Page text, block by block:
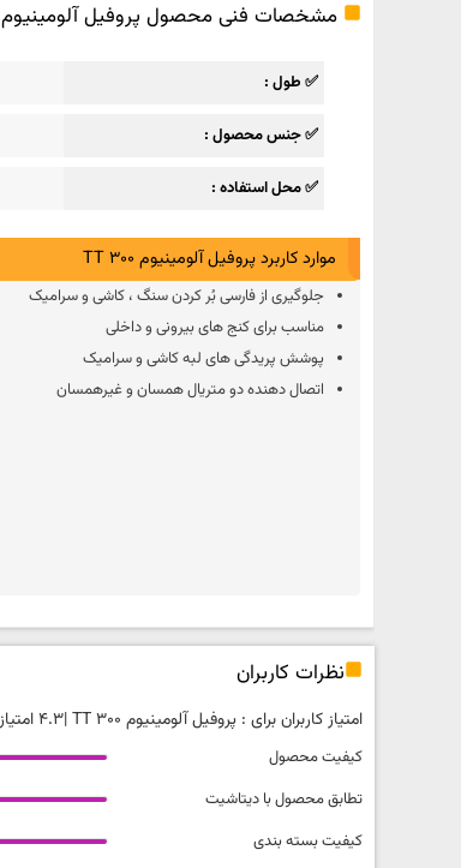
مشخصات فنی محصول پروفیل آلومینیوم TT 300
✅ طول
✅ جنس محصول
✅ محل استفاده
موارد کاربرد پروفیل آلومینیوم TT 300
جلوگیری از فارسی بُر کردن سنگ ، کاشی و سرامیک
مناسب برای کنج های بیرونی و داخلی
پوشش پریدگی های لبه کاشی و سرامیک
اتصال دهنده دو متریال همسان و غیرهمسان
نظرات کاربران
امتیاز کاربران برای : پروفیل آلومینیوم TT 300 |4.3 امتیاز
کیفیت محصول
تطابق محصول با دیتاشیت
کیفیت بسته بندی